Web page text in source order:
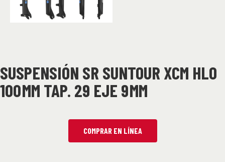
SUSPENSIÓN SR SUNTOUR XCM HLO
100 MM TAP. 29 EJE 9 MM
COMPRAR EN LÍNEA